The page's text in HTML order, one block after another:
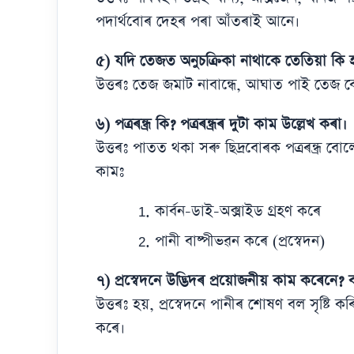
পদাৰ্থবোৰ দেহৰ পৰা আঁতৰাই আনে।
৫) যদি তেজত অনুচক্ৰিকা নাথাকে তেতিয়া কি
উত্তৰঃ তেজ জমাট নাবান্ধে, আঘাত পাই তেজ
৬) পত্ৰৰন্ধ্ৰ কি? পত্ৰৰন্ধ্ৰৰ দুটা কাম উল্লেখ কৰা।
উত্তৰঃ পাতত থকা সৰু ছিদ্ৰবোৰক পত্ৰৰন্ধ্ৰ
কামঃ
কাৰ্বন-ডাই-অক্সাইড গ্ৰহণ কৰে
পানী বাষ্পীভৱন কৰে (প্ৰস্বেদন)
৭) প্ৰস্বেদনে উদ্ভিদৰ প্ৰয়োজনীয় কাম কৰেনে?
উত্তৰঃ হয়, প্ৰস্বেদনে পানীৰ শোষণ বল
কৰে।